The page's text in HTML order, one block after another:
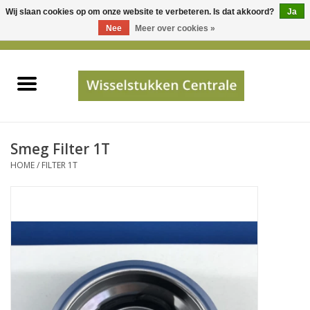
Gebruik
de
pijltjes
op
en
neer
Druk
op
Enter
om
naar
PRIJSAANVRAAG
SHOP
Smeg Filter 1T
HOME/ FILTER 1T
Wij slaan cookies op om onze website te verbeteren. Is dat akkoord?
Ja
Nee
Meer over cookies »